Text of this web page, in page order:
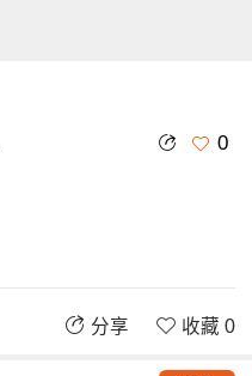
0
分享 收藏 0